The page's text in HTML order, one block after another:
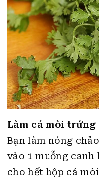
Làm cá mòi trứng
Bạn làm nóng
vào 1 muỗng
cho hết hộp cá